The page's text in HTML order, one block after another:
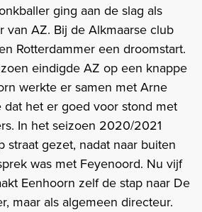
ging aan de slag als
van AZ. Bij de Alkmaarse club
Rotterdammer een droomstart.
eindigde AZ op een knappe
werkte er samen met Arne
het er goed voor stond met
In het seizoen 2020/2021
straat gezet, nadat naar buiten
was met Feyenoord. Nu vijf
Eenhoorn zelf de stap naar De
maar als algemeen directeur.